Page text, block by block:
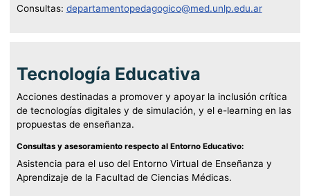
Consultas: departamentopedagogico@med.unlp.edu.ar
Tecnología Educativa
Acciones destinadas a promover y apoyar la inclusión crítica
de tecnologías digitales y de simulación, y el e-learning en las
propuestas de enseñanza.
Consultas y asesoramiento respecto al Entorno Educativo:
Asistencia para el uso del Entorno Virtual de Enseñanza y
Aprendizaje de la Facultad de Ciencias Médicas.